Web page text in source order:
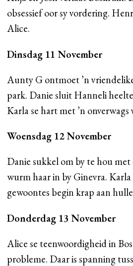
obsessief oor sy vordering.
Alice.
Dinsdag 11 November
Aunty G ontmoet ’n
park. Danie sluit Hanneli
Karla se hart met ’n onverwags
Woensdag 12 November
Danie sukkel om by te hou
wurm haar in by Ginevra.
gewoontes begin krap aan
Donderdag 13
Alice se teenwoordigheid in
probleme. Daar is spanning